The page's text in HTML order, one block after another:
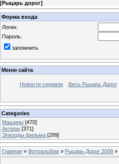
[Рыцарь дорог]
Форма входа
Логин:
Пароль:
запомнить
Меню сайта
Новости сериала Весь Рыцарь Дорог
Categories
Машины [470]
Актеры [371]
Эпизоды фильма [299]
Главная » Фотоальбом » Рыцарь Дорог 2008 »